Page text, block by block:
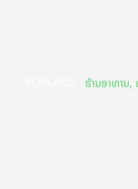
ຮ້ານອາຫານ,